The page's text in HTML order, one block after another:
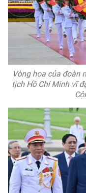
Vòng hoa của đoàn
tịch Hồ Chí Minh vĩ